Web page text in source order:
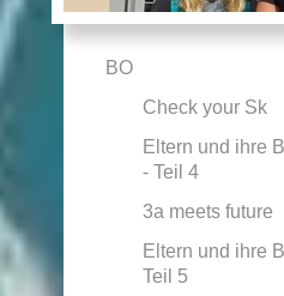
BO
Check your Sk
Eltern und ihre
- Teil 4
3a meets future
Eltern und ihre
Teil 5